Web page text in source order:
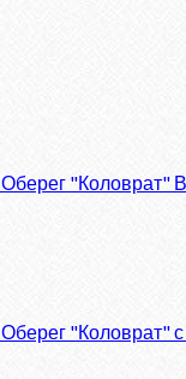
Оберег "Коловрат"
Оберег "Коловрат"